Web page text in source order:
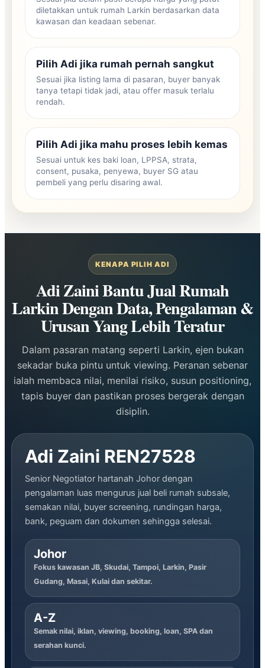
diletakkan untuk rumah Larkin berdasarkan data
kawasan dan keadaan sebenar.
Pilih Adi jika rumah pernah sangkut
Sesuai jika listing lama di pasaran, buyer banyak
tanya tetapi tidak jadi, atau offer masuk terlalu
rendah.
Pilih Adi jika mahu proses lebih kemas
Sesuai untuk kes baki loan, LPPSA, strata,
consent, pusaka, penyewa, buyer SG atau
pembeli yang perlu disaring awal.
KENAPA PILIH ADI
Adi Zaini Bantu Jual Rumah
Larkin Dengan Data, Pengalaman &
Urusan Yang Lebih Teratur
Dalam pasaran matang seperti Larkin, ejen bukan
sekadar buka pintu untuk viewing. Peranan sebenar
ialah membaca nilai, menilai risiko, susun positioning,
tapis buyer dan pastikan proses bergerak dengan
disiplin.
Adi Zaini REN27528
Senior Negotiator hartanah Johor dengan
pengalaman luas mengurus jual beli rumah subsale,
semakan nilai, buyer screening, rundingan harga,
bank, peguam dan dokumen sehingga selesai.
Johor
Fokus kawasan JB, Skudai, Tampoi, Larkin, Pasir
Gudang, Masai, Kulai dan sekitar.
A-Z
Semak nilai, iklan, viewing, booking, loan, SPA dan
serahan kunci.